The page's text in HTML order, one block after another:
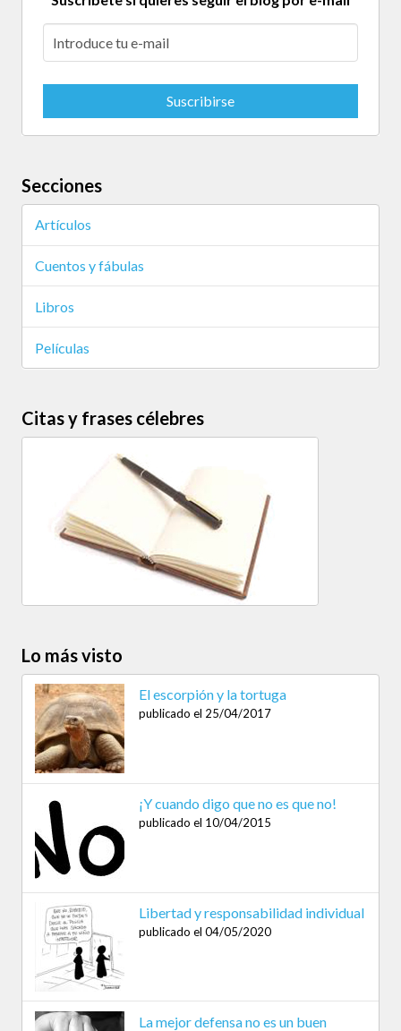
Secciones
Artículos
Cuentos y fábulas
Libros
Películas
Citas y frases célebres
Lo más visto
El escorpión y la tortuga
publicado el 25/04/2017
¡Y cuando digo que no es que no!
publicado el 10/04/2015
Libertad y responsabilidad individual
publicado el 04/05/2020
La mejor defensa no es un buen